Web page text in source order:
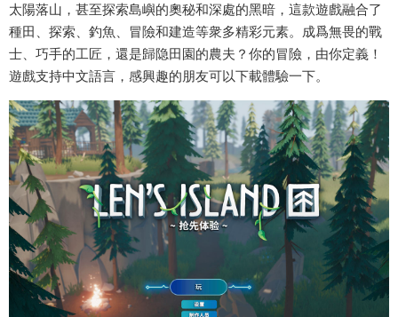
太陽落山，甚至探索島嶼的奧秘和深處的黑暗，這款遊戲融合了
種田、探索、釣魚、冒險和建造等衆多精彩元素。成爲無畏的戰
士、巧手的工匠，還是歸隐田園的農夫？你的冒險，由你定義！
遊戲支持中文語言，感興趣的朋友可以下載體驗一下。